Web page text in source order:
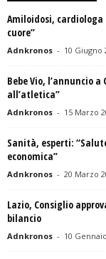
Amiloidosi,
cuore”
Adnkronos - 10 Giugno
Bebe Vio, l’annuncio
all’atletica”
Adnkronos - 15 Marzo
Sanità, esperti:
economica”
Adnkronos - 20 Marzo
Lazio, Consiglio
bilancio
Adnkronos - 10